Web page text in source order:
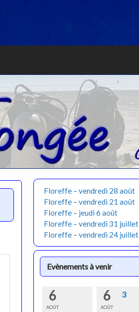
Floreffe – vendredi 28 août
Floreffe – vendredi 21 août
Floreffe – jeudi 6 août
Floreffe – vendredi 31 juillet
Floreffe – vendredi 24 juillet
Evènements à venir
6
AOÛT
6
AOÛT
3